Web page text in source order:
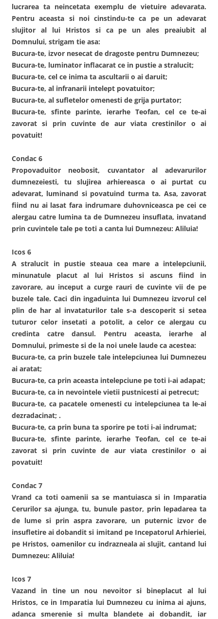
lucrarea ta neincetata exemplu de vietuire adevarata.
Pentru aceasta si noi cinstindu-te ca pe un adevarat
slujitor al lui Hristos si ca pe un ales preaiubit al
Domnului, strigam tie asa:
Bucura-te, izvor nesecat de dragoste pentru Dumnezeu;
Bucura-te, luminator inflacarat ce in pustie a stralucit;
Bucura-te, cel ce inima ta ascultarii o ai daruit;
Bucura-te, al infranarii intelept povatuitor;
Bucura-te, al sufletelor omenesti de grija purtator;
Bucura-te, sfinte parinte, ierarhe Teofan, cel ce te-ai
zavorat si prin cuvinte de aur viata crestinilor o ai
povatuit!
Condac 6
Propovaduitor neobosit, cuvantator al adevarurilor
dumnezeiesti, tu slujirea arhiereasca o ai purtat cu
adevarat, luminand si povatuind turma ta. Asa, zavorat
fiind nu ai lasat fara indrumare duhovniceasca pe cei ce
alergau catre lumina ta de Dumnezeu insuflata, invatand
prin cuvintele tale pe toti a canta lui Dumnezeu: Aliluia!
Icos 6
A stralucit in pustie steaua cea mare a intelepciunii,
minunatule placut al lui Hristos si ascuns fiind in
zavorare, au inceput a curge rauri de cuvinte vii de pe
buzele tale. Caci din ingaduinta lui Dumnezeu izvorul cel
plin de har al invataturilor tale s-a descoperit si setea
tuturor celor insetati a potolit, a celor ce alergau cu
credinta catre dansul. Pentru aceasta, ierarhe al
Domnului, primeste si de la noi unele laude ca acestea:
Bucura-te, ca prin buzele tale intelepciunea lui Dumnezeu
ai aratat;
Bucura-te, ca prin aceasta intelepciune pe toti i-ai adapat;
Bucura-te, ca in nevointele vietii pustnicesti ai petrecut;
Bucura-te, ca pacatele omenesti cu intelepciunea ta le-ai
dezradacinat; .
Bucura-te, ca prin buna ta sporire pe toti i-ai indrumat;
Bucura-te, sfinte parinte, ierarhe Teofan, cel ce te-ai
zavorat si prin cuvinte de aur viata crestinilor o ai
povatuit!
Condac 7
Vrand ca toti oamenii sa se mantuiasca si in Imparatia
Cerurilor sa ajunga, tu, bunule pastor, prin lepadarea ta
de lume si prin aspra zavorare, un puternic izvor de
insufletire ai dobandit si imitand pe Incepatorul Arhieriei,
pe Hristos, oamenilor cu indrazneala ai slujit, cantand lui
Dumnezeu: Aliluia!
Icos 7
Vazand in tine un nou nevoitor si bineplacut al lui
Hristos, ce in Imparatia lui Dumnezeu cu inima ai ajuns,
adanca smerenie si multa blandete ai dobandit, iar